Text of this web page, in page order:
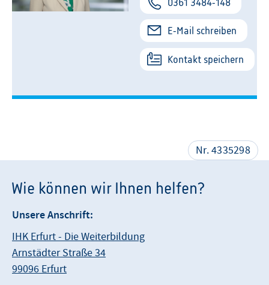
Die Grenzen Deiner Kommunikation sind
die Grenzen Deiner Führung -
Kommunikation als überzeugendes
Werkzeug einsetzen
E-Mail schreiben
Kontakt speichern
Nr. 4335298
Wie können wir Ihnen helfen?
Unsere Anschrift:
IHK Erfurt - Die Weiterbildung
Arnstädter Straße 34
99096 Erfurt